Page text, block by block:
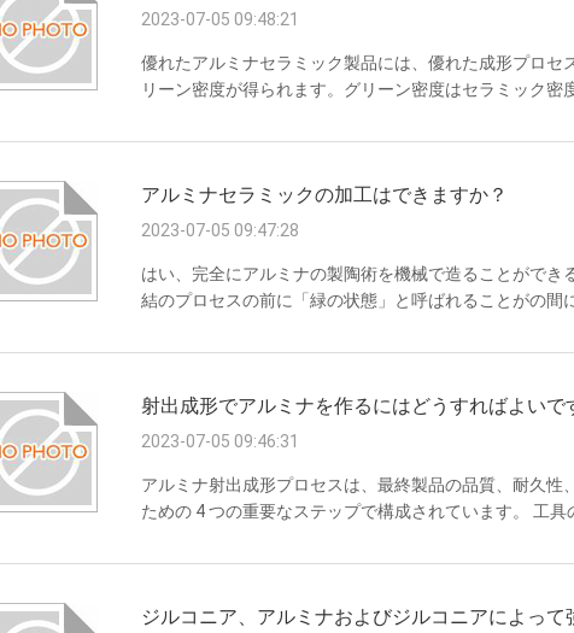
ナイ...
2023-07-05 09:48:21
優れたアルミナセラミック製品には、優れた成形プロ
リーン密度が得られます。グリーン密度はセラミック密
形、グラウト注入、テープキャスティングなどが含ま
準備する必要があるためです。...
アルミナセラミックの加工はできますか？
2023-07-05 09:47:28
はい、完全にアルミナの製陶術を機械で造ることがで
結のプロセスの前に「緑の状態」と呼ばれることがの
はないし、そして焼結プロセスの間にのために部品の
らの用具はアルミナの製陶術の望ましい形態が作成され
こ...
射出成形でアルミナを作るにはどうすればよいで
2023-07-05 09:46:31
アルミナ射出成形プロセスは、最終製品の品質、耐久
ための 4 つの重要なステップで構成されています。 工
るために必要なカスタム射出成形サイクルを設計しま
なります。 焼結後: 最後に、穴あけ、ホーニング、研削
ジルコニア、アルミナおよびジルコニアによっ